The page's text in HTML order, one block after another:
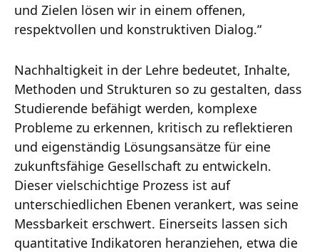
und Zielen lösen wir in einem offenen,
respektvollen und konstruktiven Dialog.“
Nachhaltigkeit in der Lehre bedeutet, Inhalte,
Methoden und Strukturen so zu gestalten, dass
Studierende befähigt werden, komplexe
Probleme zu erkennen, kritisch zu reflektieren
und eigenständig Lösungsansätze für eine
zukunftsfähige Gesellschaft zu entwickeln.
Dieser vielschichtige Prozess ist auf
unterschiedlichen Ebenen verankert, was seine
Messbarkeit erschwert. Einerseits lassen sich
quantitative Indikatoren heranziehen, etwa die